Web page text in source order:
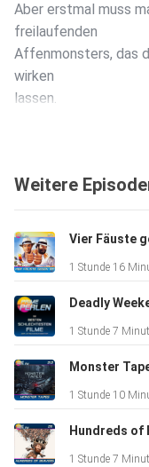
Aber erstmal muss
freilaufenden
Affenmonsters, das
wirken
lassen.
heraus!
Kapitel:
00:00:00 Ein
Weitere
Vier Fäuste
1 Stunde 16
Deadly
1 Stunde 7
Monster
1 Stunde 10
Hundreds of
1 Stunde 7